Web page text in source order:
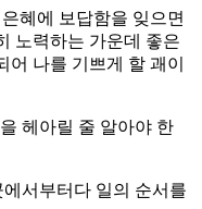
혜에 보답함을 잊으면
노력하는 가운데 좋은
나를 기쁘게 할 괘이
헤아릴 줄 알아야 한
서부터다 일의 순서를